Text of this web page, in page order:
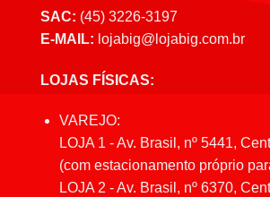
SAC: (45) 3226-3197
E-MAIL: lojabig@lojabig.com.br
LOJAS FÍSICAS:
VAREJO:
LOJA 1 - Av. Brasil, nº 5441,
(com estacionamento próprio
LOJA 2 - Av. Brasil, nº 6370,